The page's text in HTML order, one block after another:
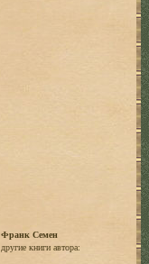
Франк Семен
другие книги автора: